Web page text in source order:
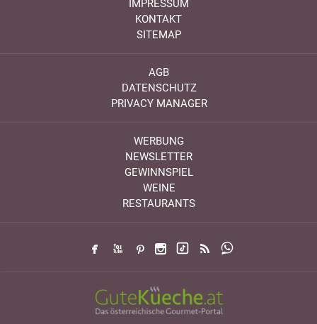
IMPRESSUM
KONTAKT
SITEMAP
AGB
DATENSCHUTZ
PRIVACY MANAGER
WERBUNG
NEWSLETTER
GEWINNSPIEL
WEINE
RESTAURANTS